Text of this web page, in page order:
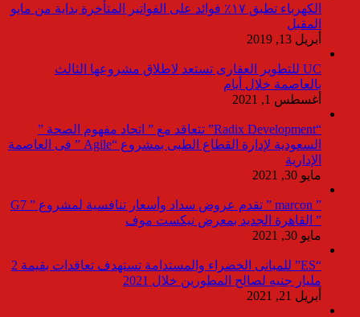
الكهرباء تطبق ١٧٪ فوائد على الفواتير المتأخرة بداية من مايو
المقبل
أبريل 13, 2019
UC للتطوير العقارى تستعد لاطلاق مشروعها الثالث
بالعاصمة خلال أيام
أغسطس 1, 2021
“Radix Development” تتعاقد مع ” اتحاد مفهوم الصحة ”
السعودية لإدارة القطاع الطبى بمشروع “Agile ” فى العاصمة
الإدارية
مايو 30, 2021
” marcon ” تقدم عروض سداد وأسعار تنافسية لمشروع ” G7
” القاهرة الجديد بمعرض نيكست موف
مايو 30, 2021
“ES” للمبانى الخضراء والمستدامة تستهدف تعاقدات بقيمة 2
مليار جنيه لصالح المطورين خلال 2021
أبريل 21, 2021